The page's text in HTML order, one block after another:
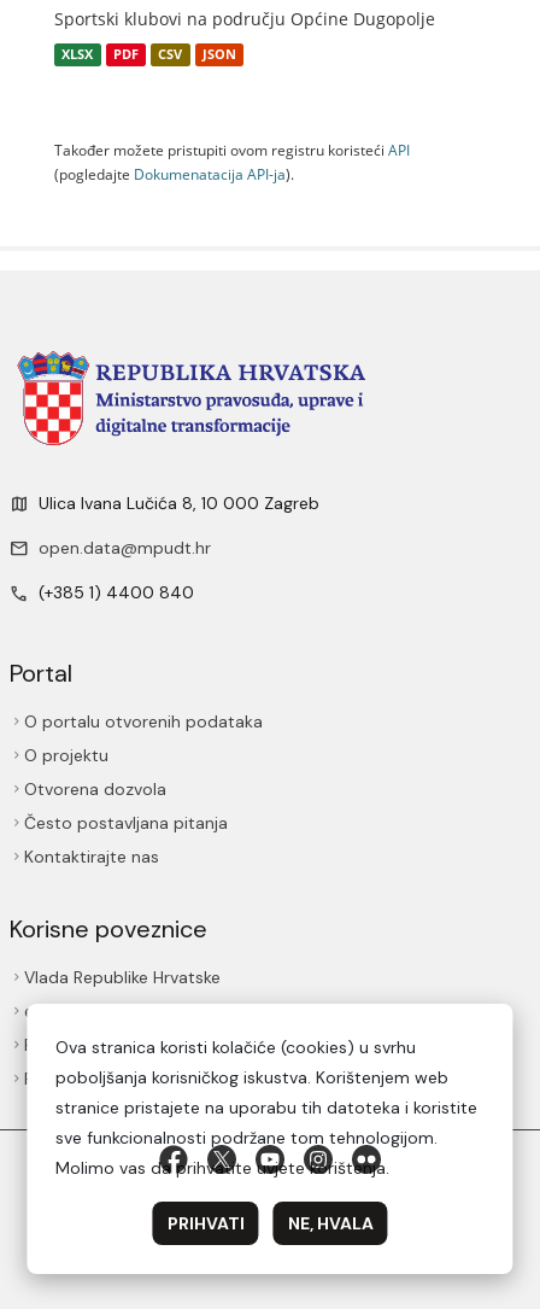
Sportski klubovi na području Općine Dugopolje
XLSX PDF CSV JSON
Također možete pristupiti ovom registru koristeći API
(pogledajte Dokumenаtаcijа API-jа).